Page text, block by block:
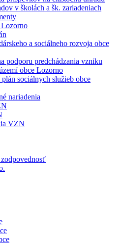
v školách a šk. zariadeniach
Lozorno
a sociálneho rozvoja obce
podporu predchádzania vzniku
obce Lozorno
sociálnych služieb obce
nariadenia
VZN